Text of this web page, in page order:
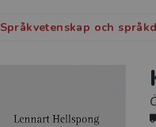
Språkvetenskap och